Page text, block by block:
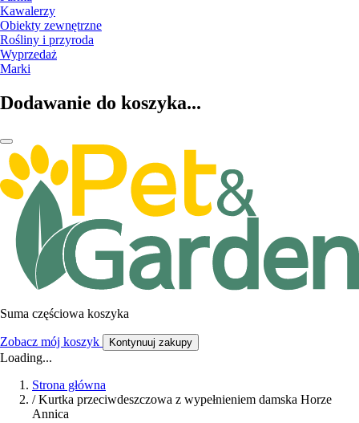
Kawalerzy
Obiekty zewnętrzne
Rośliny i przyroda
Wyprzedaż
Marki
Dodawanie do koszyka...
Suma częściowa koszyka
Zobacz mój koszyk Kontynuuj zakupy
Loading...
Strona główna
/ Kurtka przeciwdeszczowa z wypełnieniem damska Horze
Annica